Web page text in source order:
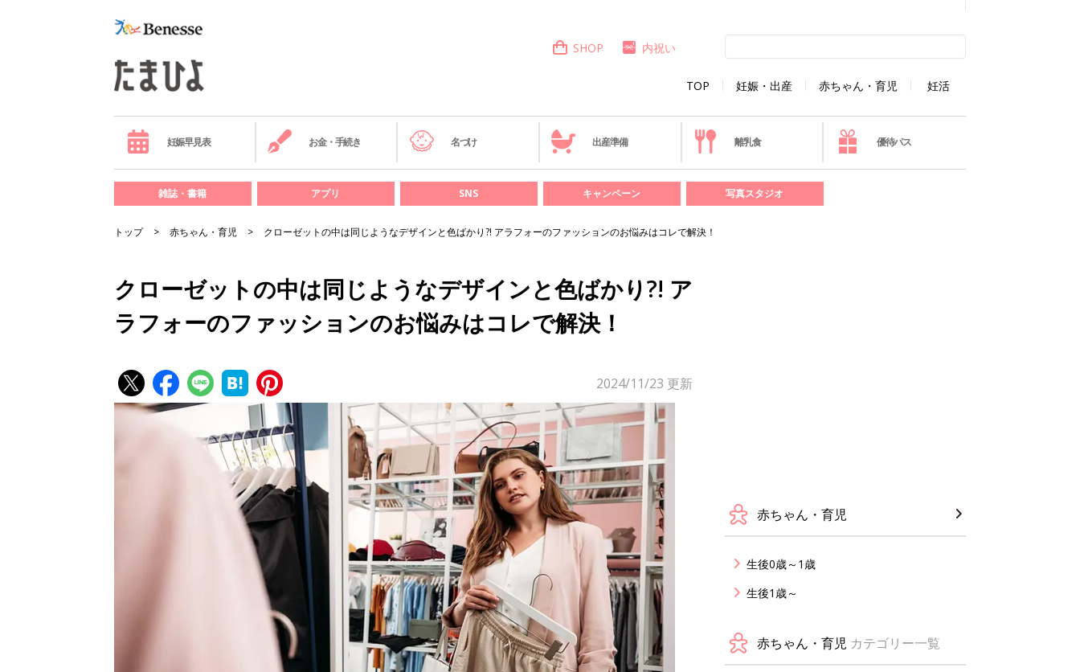
TOP 妊娠・出産 赤ちゃん・育児 妊活
SHOP 内祝い
妊娠早見表 お金・手続き 名づけ 出産準備 離乳食 優待パス
雑誌・書籍 アプリ SNS キャンペーン 写真スタジオ
トップ 赤ちゃん・育児 クローゼットの中は同じようなデザインと色ばかり?! アラフォーのファッションのお悩みはコレで解決！
クローゼットの中は同じようなデザインと色ばかり?! ア
ラフォーのファッションのお悩みはコレで解決！
2024/11/23 更新
赤ちゃん・育児
生後0歳～1歳
生後1歳～
赤ちゃん・育児 カテゴリー一覧